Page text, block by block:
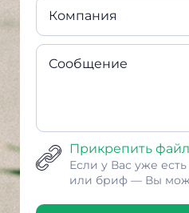
Компания
Сообщение
Прикрепить файл
Если у Вас уже
или бриф — Вы